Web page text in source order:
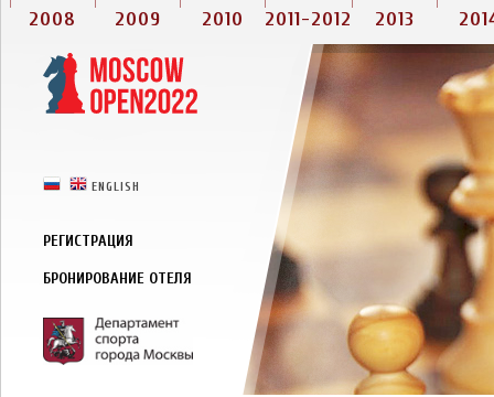
2013
2011-2012
2010
2009
2008
РУССКИЙENGLISH
РЕГИСТРАЦИЯ
БРОНИРОВАНИЕ ОТЕЛЯ